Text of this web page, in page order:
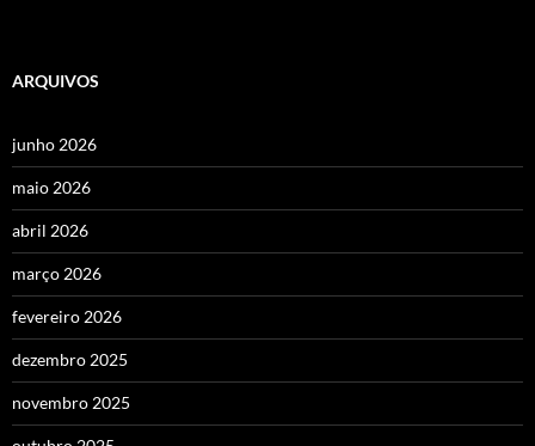
ARQUIVOS
junho 2026
maio 2026
abril 2026
março 2026
fevereiro 2026
dezembro 2025
novembro 2025